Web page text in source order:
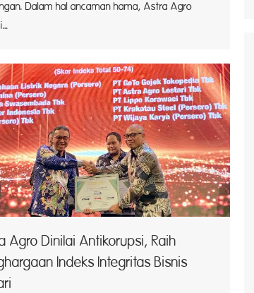
Dalam hal ancaman hama, Astra Agro
Agro Dinilai Antikorupsi, Raih
Indeks Integritas Bisnis